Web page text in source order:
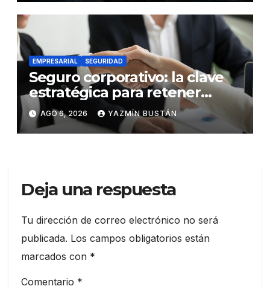
EMPRESARIAL SEGURIDAD
Seguro corporativo: la clave
estratégica para retener
talento en Ecuador
AGO 6, 2026 YAZMÍN BUSTÁN
Deja una respuesta
Tu dirección de correo electrónico no será
publicada. Los campos obligatorios están
marcados con *
Comentario *